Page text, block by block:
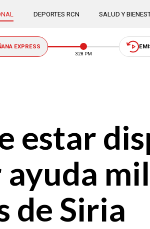
DEPORTES RCN SALUD Y
EXPRESS
3:28 PM
estar
de Siria